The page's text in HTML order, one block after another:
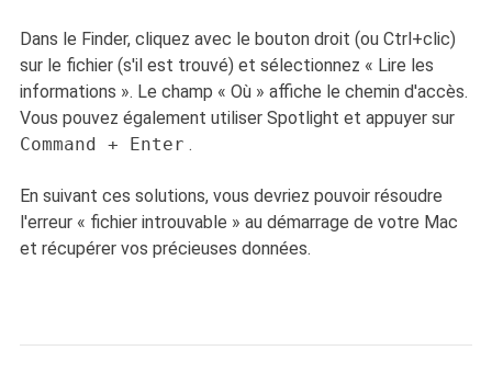
Dans le Finder, cliquez avec le bouton droit (ou Ctrl+clic)
sur le fichier (s'il est trouvé) et sélectionnez « Lire les
informations ». Le champ « Où » affiche le chemin d'accès.
Vous pouvez également utiliser Spotlight et appuyer sur
Command + Enter .
En suivant ces solutions, vous devriez pouvoir résoudre
l'erreur « fichier introuvable » au démarrage de votre Mac
et récupérer vos précieuses données.